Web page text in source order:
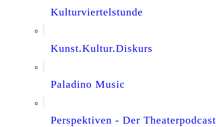
Kulturviertelstunde
Kunst.Kultur.Diskurs
Paladino Music
Perspektiven - Der Theaterpodcast